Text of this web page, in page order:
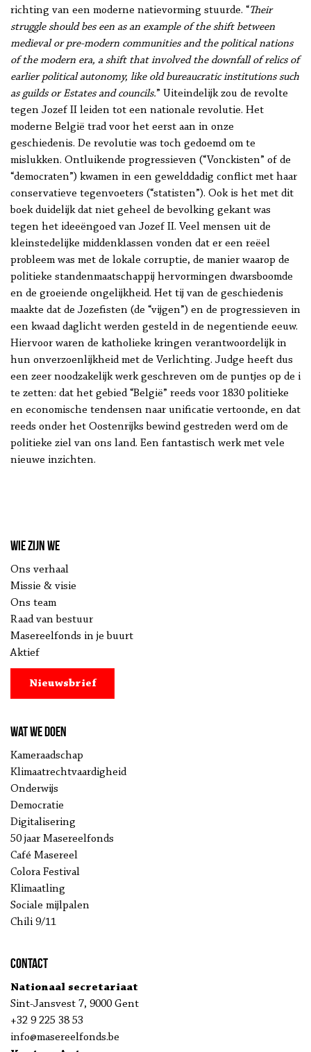
richting van een moderne natievorming stuurde. “Their
struggle should bes een as an example of the shift between
medieval or pre-modern communities and the political nations
of the modern era, a shift that involved the downfall of relics of
earlier political autonomy, like old bureaucratic institutions such
as guilds or Estates and councils.” Uiteindelijk zou de revolte
tegen Jozef II leiden tot een nationale revolutie. Het
moderne België trad voor het eerst aan in onze
geschiedenis. De revolutie was toch gedoemd om te
mislukken. Ontluikende progressieven (“Vonckisten” of de
“democraten”) kwamen in een gewelddadig conflict met haar
conservatieve tegenvoeters (“statisten”). Ook is het met dit
boek duidelijk dat niet geheel de bevolking gekant was
tegen het ideeëngoed van Jozef II. Veel mensen uit de
kleinstedelijke middenklassen vonden dat er een reëel
probleem was met de lokale corruptie, de manier waarop de
politieke standenmaatschappij hervormingen dwarsboomde
en de groeiende ongelijkheid. Het tij van de geschiedenis
maakte dat de Jozefisten (de “vijgen”) en de progressieven in
een kwaad daglicht werden gesteld in de negentiende eeuw.
Hiervoor waren de katholieke kringen verantwoordelijk in
hun onverzoenlijkheid met de Verlichting. Judge heeft dus
een zeer noodzakelijk werk geschreven om de puntjes op de i
te zetten: dat het gebied “België” reeds voor 1830 politieke
en economische tendensen naar unificatie vertoonde, en dat
reeds onder het Oostenrijks bewind gestreden werd om de
politieke ziel van ons land. Een fantastisch werk met vele
nieuwe inzichten.
Wie zijn we
Ons verhaal
Missie & visie
Ons team
Raad van bestuur
Masereelfonds in je buurt
Aktief
Nieuwsbrief
Wat we doen
Kameraadschap
Klimaatrechtvaardigheid
Onderwijs
Democratie
Digitalisering
50 jaar Masereelfonds
Café Masereel
Colora Festival
Klimaatling
Sociale mijlpalen
Chili 9/11
Contact
Nationaal secretariaat
Sint-Jansvest 7, 9000 Gent
+32 9 225 38 53
info@masereelfonds.be